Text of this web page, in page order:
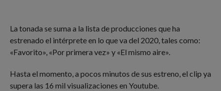
La tonada se suma a la lista de producciones que ha
estrenado el intérprete en lo que va del 2020, tales como:
«Favorito», «Por primera vez» y «El mismo aire».
Hasta el momento, a pocos minutos de sus estreno, el clip ya
supera las 16 mil visualizaciones en Youtube.